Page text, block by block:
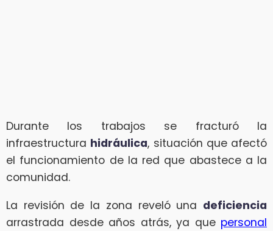
Durante los trabajos se fracturó la
infraestructura hidráulica, situación que afectó
el funcionamiento de la red que abastece a la
comunidad.
La revisión de la zona reveló una deficiencia
arrastrada desde años atrás, ya que personal